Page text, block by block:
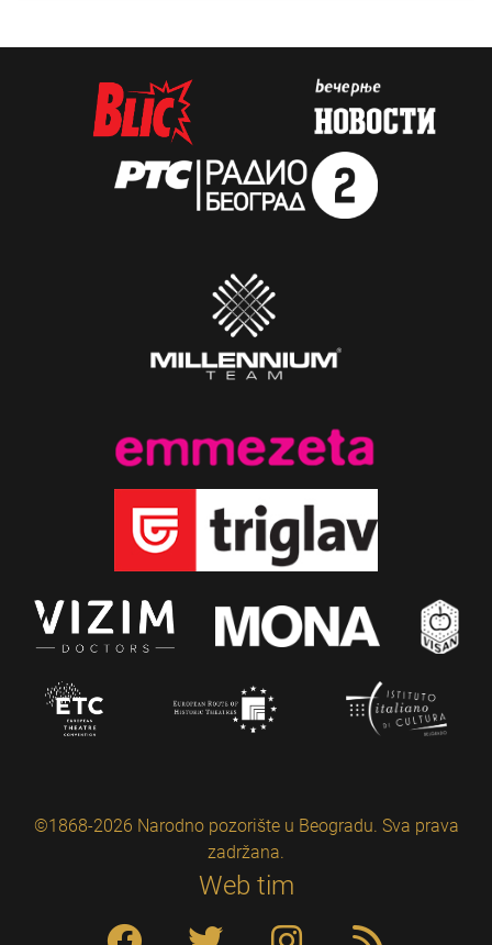
©1868-2026 Narodno pozorište u Beogradu. Sva prava
zadržana.
Web tim